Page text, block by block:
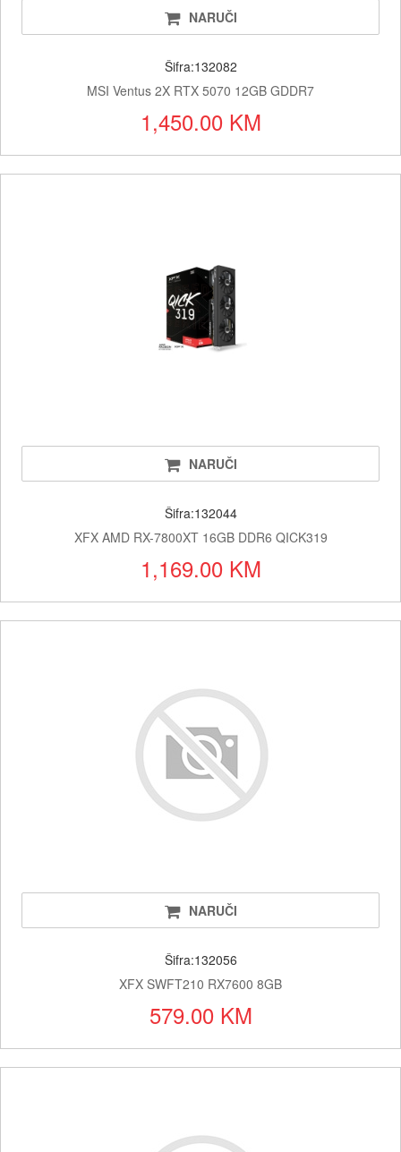
NARUČI
Šifra:132082
MSI Ventus 2X RTX 5070 12GB GDDR7
1,450.00 KM
NARUČI
Šifra:132044
XFX AMD RX-7800XT 16GB DDR6 QICK319
1,169.00 KM
NARUČI
Šifra:132056
XFX SWFT210 RX7600 8GB
579.00 KM